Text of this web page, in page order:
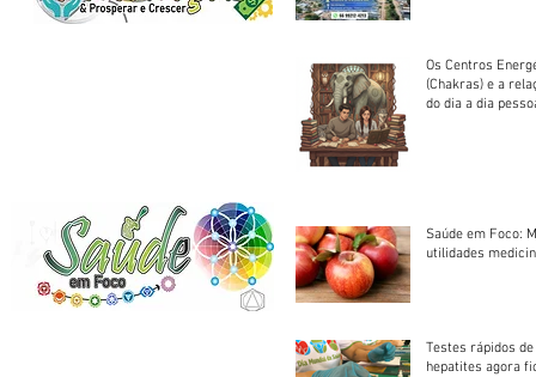
Os Centros
(Chakras) e a
do dia a dia
Saúde em Foco:
utilidades
Testes rápidos
hepatites agora